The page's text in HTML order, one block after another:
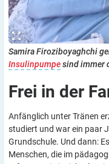
Samira Firoziboyaghchi
Insulinpumpesind immer
Frei in der
Anfänglich unter Tränen
studiert und war ein paar
Grundschule. Und dann:
Menschen, die im